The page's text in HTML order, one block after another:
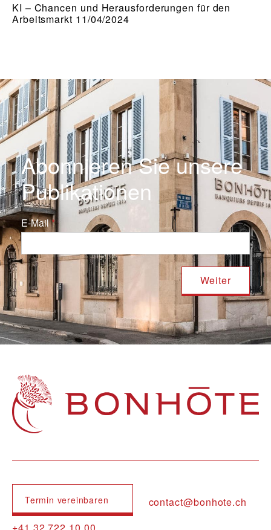
KI – Chancen und Herausforderungen für den
Arbeitsmarkt 11/04/2024
Abonnieren Sie unsere
Publikationen
E-Mail
Navigation principale
Termin vereinbaren
contact@bonhote.ch